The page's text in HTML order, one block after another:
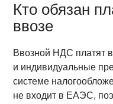
Кто обязан
ввозе
Ввозной НДС платят
и индивидуальные
системе
не входит в ЕАЭС,